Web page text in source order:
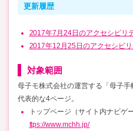
更新履歴
2017年7月24日のアクセシビリ
2017年12月25日のアクセシビ
対象範囲
母子モ株式会社の運営する「母子
代表的な4ページ。
トップページ（サイト内ナビ
ttps://www.mchh.jp/